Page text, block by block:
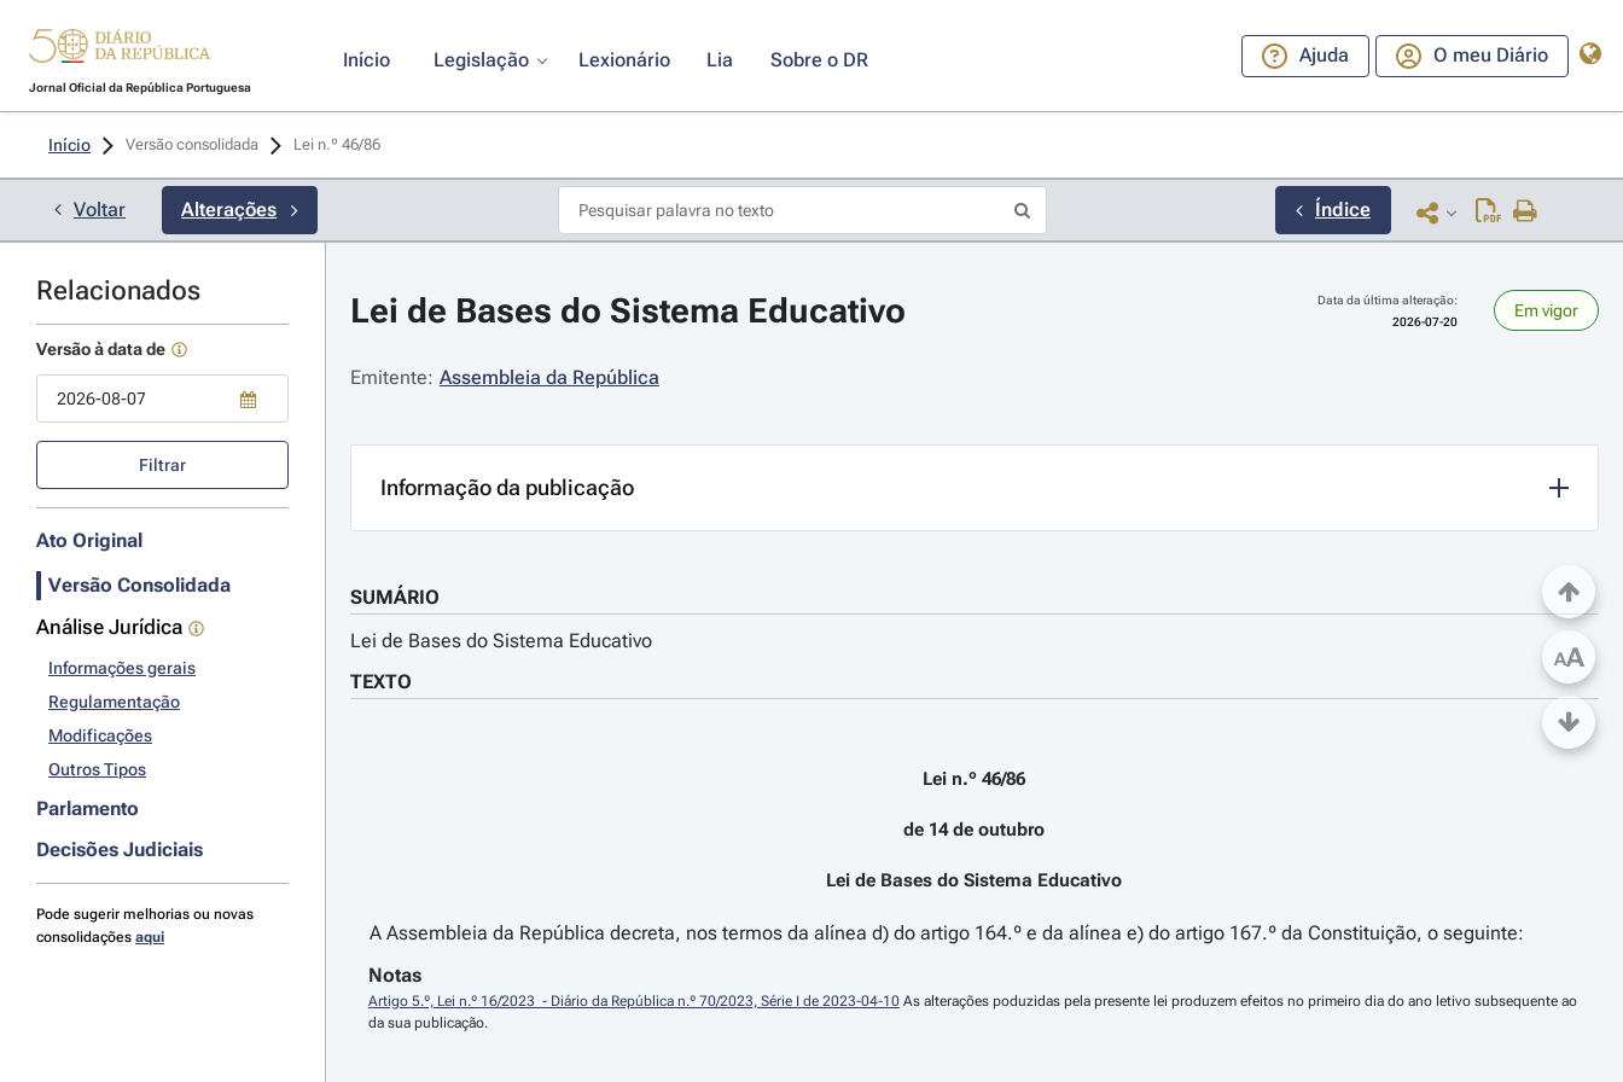
Jornal Oficial da República Portuguesa
Início Legislação Lexionário Lia Sobre o DR Ajuda O meu Diário
Início Versão consolidada Lei n.º 46/86
Voltar Alterações Índice
Relacionados
Versão à data de
Filtrar
Ato Original
Versão Consolidada
Análise Jurídica
Informações gerais
Regulamentação
Modificações
Outros Tipos
Parlamento
Decisões Judiciais
Pode sugerir melhorias ou novas
consolidações aqui
Lei de Bases do Sistema Educativo
Data da última alteração:
2026-07-20
Em vigor
Emitente: Assembleia da República
Informação da publicação
SUMÁRIO
Lei de Bases do Sistema Educativo
TEXTO
Lei n.º 46/86
de 14 de outubro
Lei de Bases do Sistema Educativo
A Assembleia da República decreta, nos termos da alínea d) do artigo 164.º e da alínea e) do artigo 167.º da Constituição, o seguinte:
Notas
Artigo 5.º, Lei n.º 16/2023  - Diário da República n.º 70/2023, Série I de 2023-04-10 As alterações poduzidas pela presente lei produzem efeitos no primeiro dia do ano letivo subsequente ao
da sua publicação.
AA